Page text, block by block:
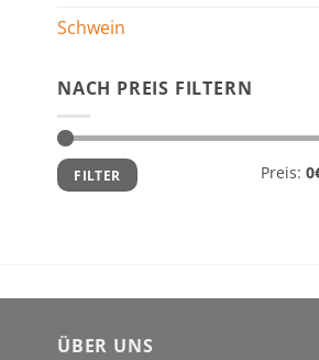
Schwein
NACH PREIS FILTERN
Min.
Preis
Max.
Preis
FILTER Preis:
ÜBER UNS